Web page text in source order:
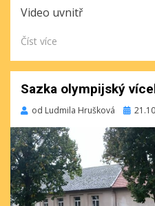
Video uvnitř
Číst více
Sazka olympijský
od Ludmila Hrušková